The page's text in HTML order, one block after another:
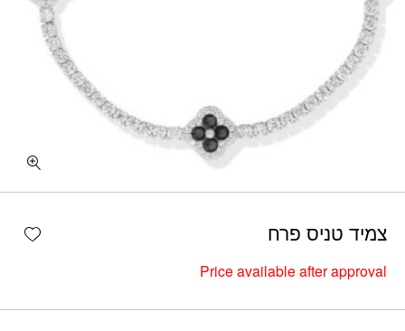
צמיד טניס פרח
Price available after approval